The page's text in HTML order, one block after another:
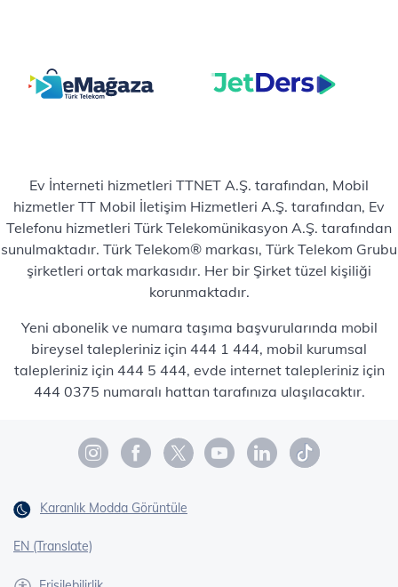
Ev İnterneti hizmetleri TTNET A.Ş. tarafından, Mobil
hizmetler TT Mobil İletişim Hizmetleri A.Ş. tarafından, Ev
Telefonu hizmetleri Türk Telekomünikasyon A.Ş. tarafından
sunulmaktadır. Türk Telekom® markası, Türk Telekom Grubu
şirketleri ortak markasıdır. Her bir Şirket tüzel kişiliği
korunmaktadır.
Yeni abonelik ve numara taşıma başvurularında mobil
bireysel talepleriniz için 444 1 444, mobil kurumsal
talepleriniz için 444 5 444, evde internet talepleriniz için
444 0375 numaralı hattan tarafınıza ulaşılacaktır.
Karanlık Modda Görüntüle
EN (Translate)